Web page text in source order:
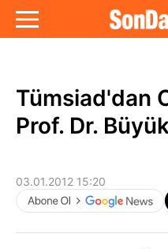
Tümsiad'dan
Prof. Dr.
03.01.2012 15:20